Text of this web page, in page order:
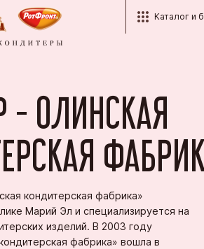
Каталог и
Бренды
История
Награды
Студентам
Вопросы и
Рот Фронт
Тульская
Партнёрам
Оптовым
Экспорт
- ОЛИНСКАЯ
кондитерская фабрика»
Марий Эл и специализируется на
изделий. В 2003 году
фабрика» вошла в